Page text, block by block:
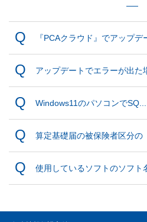
『PCAクラウド』でアップデ
アップデートでエラーが出た
Windows11のパソコンでSQ...
算定基礎届の被保険者区分の
使用しているソフトのソフト